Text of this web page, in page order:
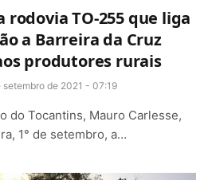
rodovia TO-255 que liga
a Barreira da Cruz
produtores rurais
setembro de 2021 - 07:19
do Tocantins, Mauro Carlesse,
1° de setembro, a…